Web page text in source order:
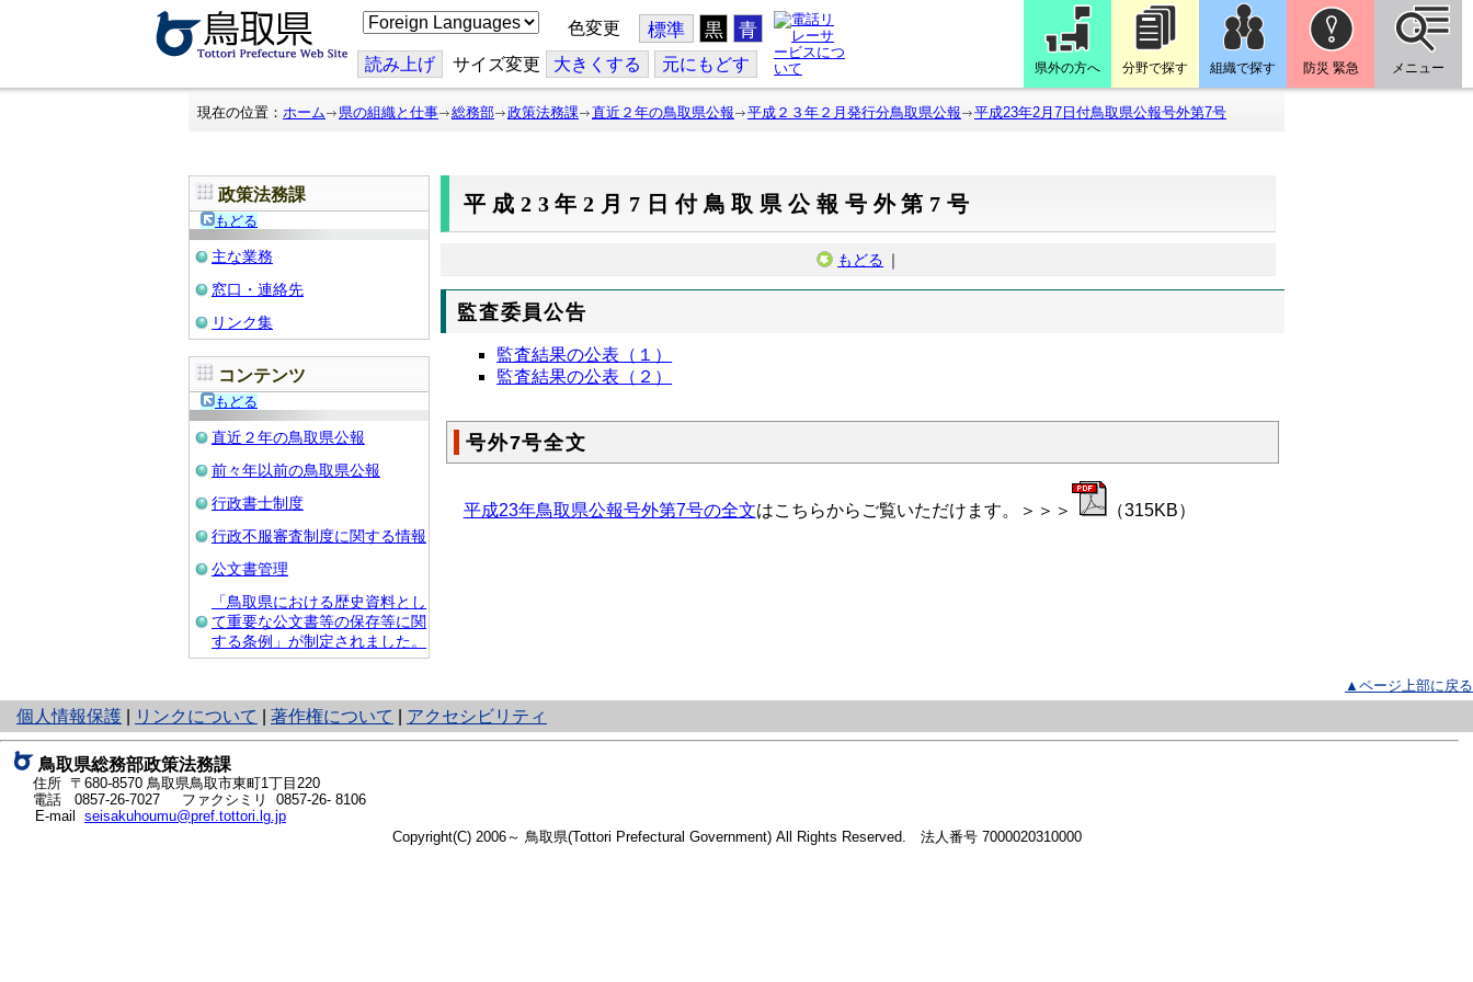
こ
の
ジ
を
翻
色変更 標準 黒 青
読み上げ サイズ変更 大きくする 元にもどす 県外の方へ 分野で探す 組織で探す 防災 緊急 メニュー
現在の位置： ホーム 県の組織と仕事 総務部 政策法務課 直近２年の鳥取県公報 平成２３年２月発行分鳥取県公報 平成23年2月7日付鳥取県公報号外第7号
政策法務課
もどる
主な業務
窓口・連絡先
リンク集
コンテンツ
もどる
直近２年の鳥取県公報
前々年以前の鳥取県公報
行政書士制度
行政不服審査制度に関する情報
公文書管理
「鳥取県における歴史資料とし
て重要な公文書等の保存等に関
する条例」が制定されました。
平成23年2月7日付鳥取県公報号外第7号
もどる ｜
監査委員公告
監査結果の公表（１）
監査結果の公表（２）
号外7号全文
平成23年鳥取県公報号外第7号の全文はこちらからご覧いただけます。＞＞＞ （315KB）
▲ページ上部に戻る
個人情報保護
と
り
ネ
ッ
ト
へ
リンクについて 著作権について アクセシビリティ
鳥取県総務部政策法務課
住所 〒680-8570 鳥取県鳥取市東町1丁目220
電話 0857-26-7027
ファクシミリ 0857-26- 8106
E-mail seisakuhoumu@pref.tottori.lg.jp
Copyright(C) 2006～ 鳥取県(Tottori Prefectural Government) All Rights Reserved. 法人番号 7000020310000